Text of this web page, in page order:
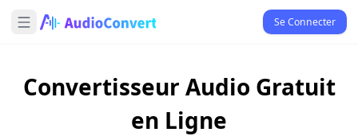
Se Connecter
Convertisseur Audio Gratuit
en Ligne